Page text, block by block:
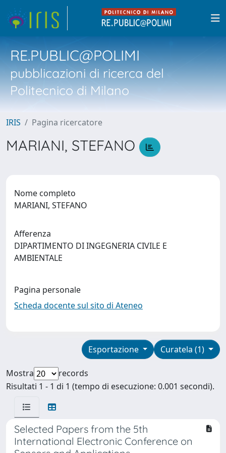
RE.PUBLIC@POLIMI
pubblicazioni di ricerca del
Politecnico di Milano
IRIS Pagina ricercatore
MARIANI, STEFANO
Nome completo
MARIANI, STEFANO
Afferenza
DIPARTIMENTO DI INGEGNERIA CIVILE E
AMBIENTALE
Pagina personale
Scheda docente sul sito di Ateneo
Curatela (1)
Esportazione
Mostra
records
Risultati 1 - 1 di 1 (tempo di esecuzione: 0.001 secondi).
Selected Papers from the 5th
International Electronic Conference on